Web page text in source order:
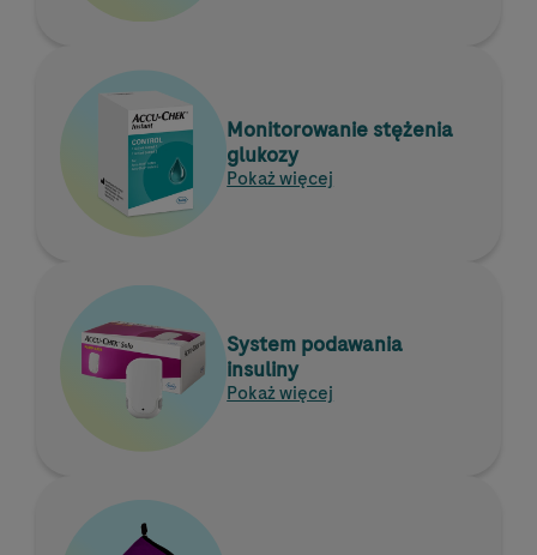
Monitorowanie stężenia
glukozy
Pokaż więcej
System podawania
insuliny
Pokaż więcej